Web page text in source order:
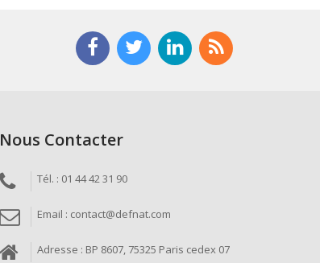
Nous Contacter
Tél. : 01 44 42 31 90
Email : contact@defnat.com
Adresse : BP 8607, 75325 Paris cedex 07